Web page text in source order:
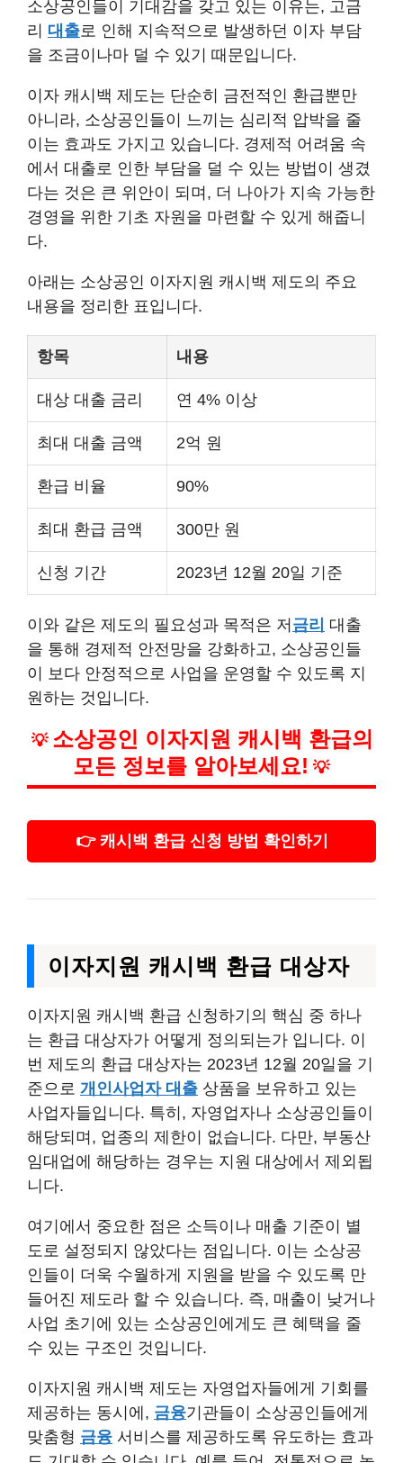
소상공인들이 기대감을 갖고 있는 이유는, 고금
리 대출로 인해 지속적으로 발생하던 이자 부담
을 조금이나마 덜 수 있기 때문입니다.
이자 캐시백 제도는 단순히 금전적인 환급뿐만
아니라, 소상공인들이 느끼는 심리적 압박을 줄
이는 효과도 가지고 있습니다. 경제적 어려움 속
에서 대출로 인한 부담을 덜 수 있는 방법이 생겼
다는 것은 큰 위안이 되며, 더 나아가 지속 가능한
경영을 위한 기초 자원을 마련할 수 있게 해줍니
다.
아래는 소상공인 이자지원 캐시백 제도의 주요
내용을 정리한 표입니다.
항목 내용
대상 대출 금리 연 4% 이상
최대 대출 금액 2억 원
환급 비율 90%
최대 환급 금액 300만 원
신청 기간 2023년 12월 20일 기준
이와 같은 제도의 필요성과 목적은 저 금리 대출
을 통해 경제적 안전망을 강화하고, 소상공인들
이 보다 안정적으로 사업을 운영할 수 있도록 지
원하는 것입니다.
💡 소상공인 이자지원 캐시백 환급의
모든 정보를 알아보세요! 💡
👉 캐시백 환급 신청 방법 확인하기
이자지원 캐시백 환급 대상자
이자지원 캐시백 환급 신청하기의 핵심 중 하나
는 환급 대상자가 어떻게 정의되는가 입니다. 이
번 제도의 환급 대상자는 2023년 12월 20일을 기
준으로 개인사업자 대출 상품을 보유하고 있는
사업자들입니다. 특히, 자영업자나 소상공인들이
해당되며, 업종의 제한이 없습니다. 다만, 부동산
임대업에 해당하는 경우는 지원 대상에서 제외됩
니다.
여기에서 중요한 점은 소득이나 매출 기준이 별
도로 설정되지 않았다는 점입니다. 이는 소상공
인들이 더욱 수월하게 지원을 받을 수 있도록 만
들어진 제도라 할 수 있습니다. 즉, 매출이 낮거나
사업 초기에 있는 소상공인에게도 큰 혜택을 줄
수 있는 구조인 것입니다.
이자지원 캐시백 제도는 자영업자들에게 기회를
제공하는 동시에, 금융기관들이 소상공인들에게
맞춤형 금융 서비스를 제공하도록 유도하는 효과